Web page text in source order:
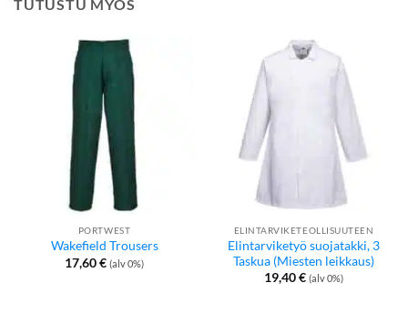
TUTUSTU MYÖS
PORTWEST
Wakefield Trousers
17,60€ (alv 0%)
ELINTARVIKETEOLLISUUTEEN
Elintarviketyö suojatakki, 3
Taskua (Miesten leikkaus)
19,40€ (alv 0%)